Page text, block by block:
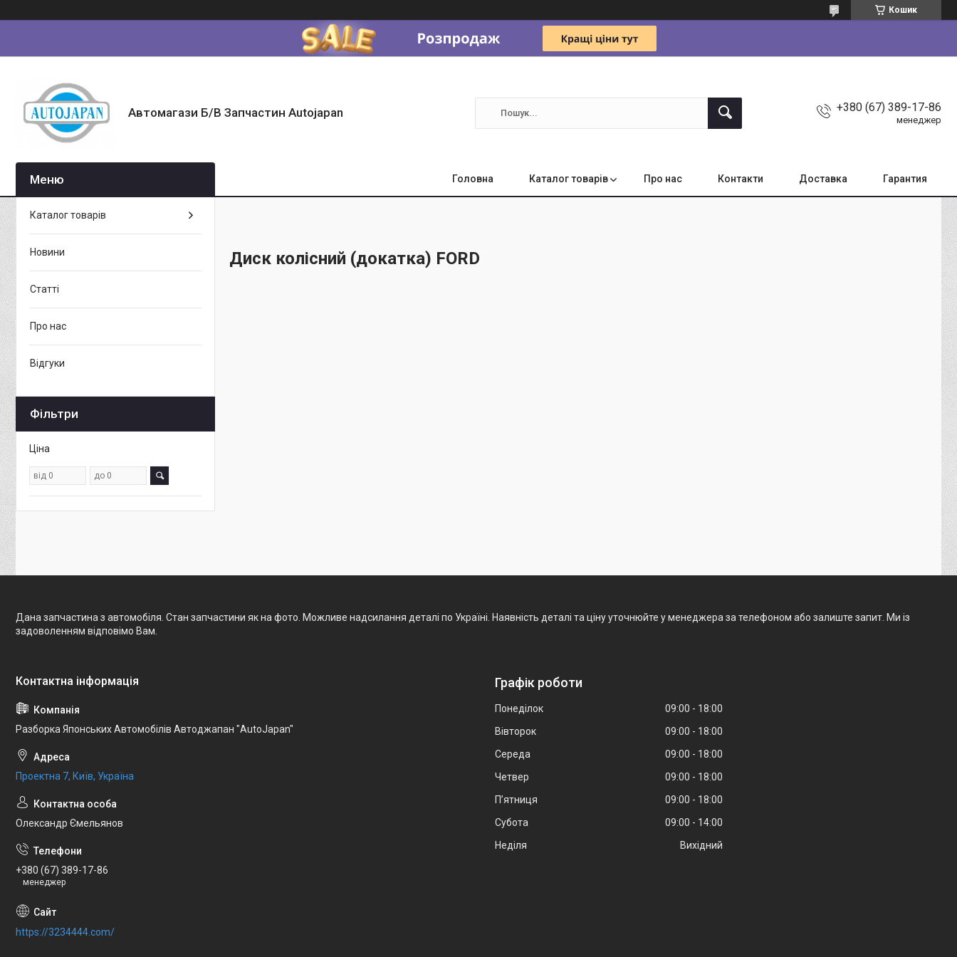
Кошик
Автомагази Б/В Запчастин Autojapan +380 (67) 389-17-86
менеджер
Головна Каталог товарів Про нас Контакти Доставка Гарантия
Диск колісний (докатка) FORD
Каталог товарів
Новини
Статті
Про нас
Відгуки
Фільтри
Ціна
Дана запчастина з автомобіля. Стан запчастини як на фото. Можливе надсилання деталі по Україні. Наявність деталі та ціну уточнюйте у менеджера за телефоном або залиште запит. Ми із
задоволенням відповімо Вам.
Разборка Японських Автомобілів Автоджапан "AutoJapan"
Проектна 7, Київ, Україна
Олександр Ємельянов
+380 (67) 389-17-86
менеджер
https://3234444.com/
Графік роботи
Понеділок 09:00
18:00
Вівторок
09:00
18:00
Середа
09:00
18:00
Четвер
09:00
18:00
Пʼятниця
09:00
18:00
Субота
09:00
14:00
Неділя
Вихідний